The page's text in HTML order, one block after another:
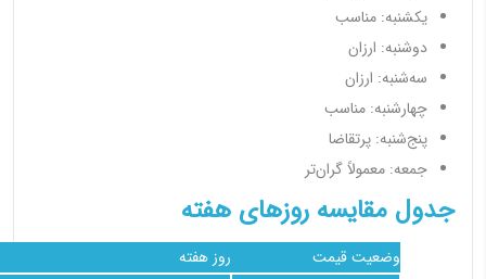
یکشنبه: مناسب
دوشنبه: ارزان
سه‌شنبه: ارزان
چهارشنبه: مناسب
پنج‌شنبه: پرتقاضا
جمعه: معمولاً گران‌تر
جدول مقایسه روزهای هفته
روز هفته
وضعیت قیمت